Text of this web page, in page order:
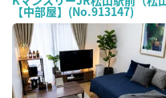
【中部屋】(No.913147)